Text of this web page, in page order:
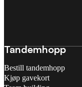
Tandemhopp
Bestill tandemhopp
Kjøp gavekort